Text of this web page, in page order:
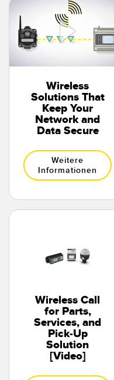
Registermarken-, Farb-
Bestückungssensoren
Temperatursensoren
Strahlmuster
Sensoren für die
Funksensoren für die
Vibrationssensoren
ZUBEHÖR
Anschlussleitungen
SOFTWARE
Banner Measurement
GUI-Software für Sensor
IO-Link
Spritzdruckbeständig
Wireless
Solutions That
Keep Your
Network and
Data Secure
Weitere
Informationen
Wireless Call
for Parts,
Services, and
Pick-Up
Solution
[Video]